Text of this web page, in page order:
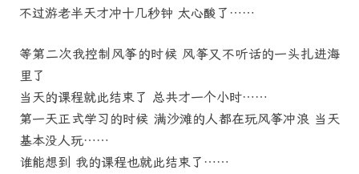
不过游老半天才冲十几秒钟 太心酸了……
等第二次我控制风筝的时候 风筝又不听话的一头扎进海
里了
当天的课程就此结束了 总共才一个小时……
第一天正式学习的时候 满沙滩的人都在玩风筝冲浪 当天
基本没人玩……
谁能想到 我的课程也就此结束了……